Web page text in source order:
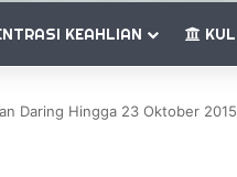
KEAHLIAN
Daring Hingga 23 Oktober 2015